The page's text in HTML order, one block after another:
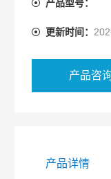
产品型号：
更新时间：
产品咨
产品详情